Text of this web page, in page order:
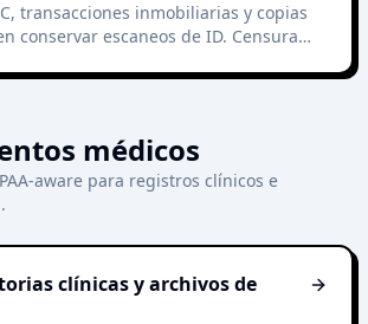
transacciones inmobiliarias y copias
conservar escaneos de ID. Censura
médicos
aware para registros clínicos e
clínicas y archivos de